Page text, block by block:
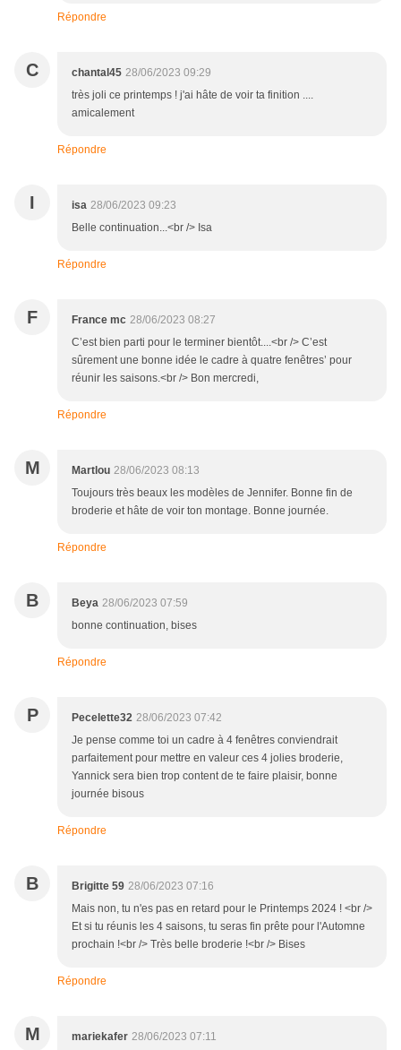
Répondre
C chantal45 28/06/2023 09:29
très joli ce printemps ! j'ai hâte de voir ta finition ....
amicalement
Répondre
I isa 28/06/2023 09:23
Belle continuation...<br /> Isa
Répondre
F France mc 28/06/2023 08:27
C’est bien parti pour le terminer bientôt....<br /> C’est
sûrement une bonne idée le cadre à quatre fenêtres’ pour
réunir les saisons.<br /> Bon mercredi,
Répondre
M Martlou 28/06/2023 08:13
Toujours très beaux les modèles de Jennifer. Bonne fin de
broderie et hâte de voir ton montage. Bonne journée.
Répondre
B Beya 28/06/2023 07:59
bonne continuation, bises
Répondre
P Pecelette32 28/06/2023 07:42
Je pense comme toi un cadre à 4 fenêtres conviendrait
parfaitement pour mettre en valeur ces 4 jolies broderie,
Yannick sera bien trop content de te faire plaisir, bonne
journée bisous
Répondre
B Brigitte 59 28/06/2023 07:16
Mais non, tu n'es pas en retard pour le Printemps 2024 ! <br />
Et si tu réunis les 4 saisons, tu seras fin prête pour l'Automne
prochain !<br /> Très belle broderie !<br /> Bises
Répondre
M mariekafer 28/06/2023 07:11